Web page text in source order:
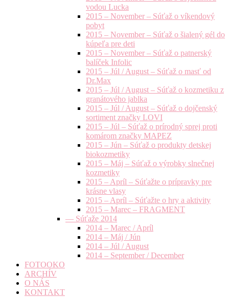
vodou Lucka
2015 – November – Súťaž o víkendový
pobyt
2015 – November – Súťaž o šialený gél do
kúpeľa pre deti
2015 – November – Súťaž o patnerský
balíček Infolic
2015 – Júl / August – Súťaž o masť od
Dr.Max
2015 – Júl / August – Súťaž o kozmetiku z
granátového jablka
2015 – Júl / August – Súťaž o dojčenský
sortiment značky LOVI
2015 – Júl – Súťaž o prírodný sprej proti
komárom značky MAPEZ
2015 – Jún – Súťaž o produkty detskej
biokozmetiky
2015 – Máj – Súťaž o výrobky slnečnej
kozmetiky
2015 – Apríl – Súťažte o prípravky pre
krásne vlasy
2015 – Apríl – Súťažte o hry a aktivity
2015 – Marec – FRAGMENT
— Súťaže 2014
2014 – Marec / Apríl
2014 – Máj / Jún
2014 – Júl / August
2014 – September / December
FOTOOKO
ARCHÍV
O NÁS
KONTAKT